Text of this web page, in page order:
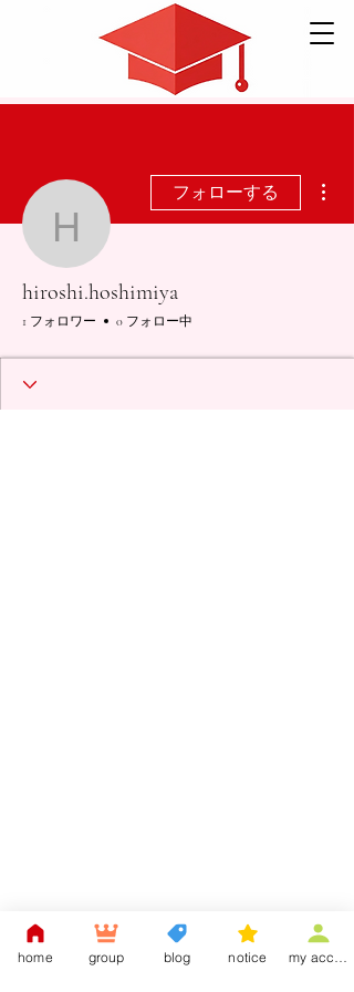
hiroshi.hoshimiya
フォローする
hiroshi.hoshimiya
1 フォロワー 0 フォロー中
home group blog notice